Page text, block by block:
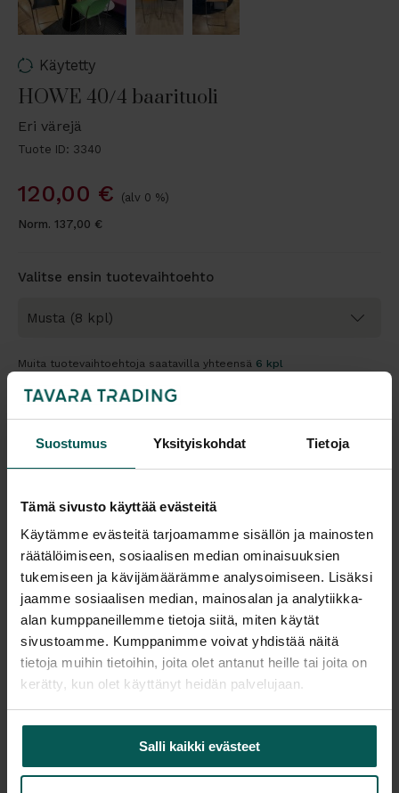
Suostumus Yksityiskohdat Tietoja
Tämä sivusto käyttää evästeitä
Käytämme evästeitä tarjoamamme sisällön ja mainosten
räätälöimiseen, sosiaalisen median ominaisuuksien
tukemiseen ja kävijämäärämme analysoimiseen. Lisäksi
jaamme sosiaalisen median, mainosalan ja analytiikka-
alan kumppaneillemme tietoja siitä, miten käytät
sivustoamme. Kumppanimme voivat yhdistää näitä
tietoja muihin tietoihin, joita olet antanut heille tai joita on
kerätty, kun olet käyttänyt heidän palvelujaan.
Salli kaikki evästeet
Käytetty
HOWE 40/4 baarituoli
Eri värejä
Tuote ID: 3340
120,00 €
(alv 0 %)
Norm. 137,00 €
Valitse ensin tuotevaihtoehto
Muita tuotevaihtoehtoja saatavilla yhteensä 6 kpl
Tarjouskori vai ostoskori?
Pyydä tarjous
Saatavuus
Vantaa: Tuotetta on varastossa 4 kpl (Varastopaikka: 3A)
Tampere: Tuotetta on varastossa 4 kpl
Tulosta tuotekortti